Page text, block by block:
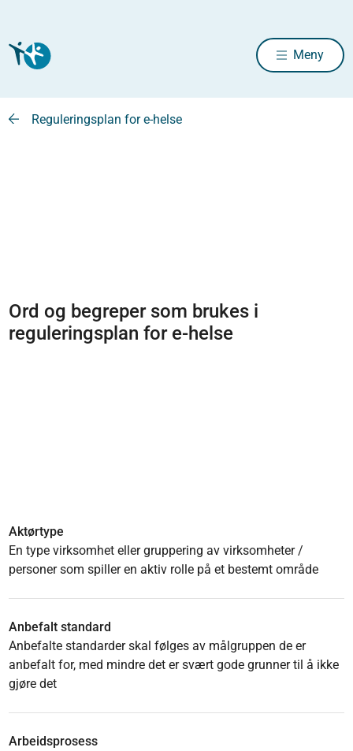
Meny
Reguleringsplan for e-helse
Ord og begreper som brukes i
reguleringsplan for e-helse
Aktørtype
En type virksomhet eller gruppering av virksomheter /
personer som spiller en aktiv rolle på et bestemt område
Anbefalt standard
Anbefalte standarder skal følges av målgruppen de er
anbefalt for, med mindre det er svært gode grunner til å ikke
gjøre det
Arbeidsprosess